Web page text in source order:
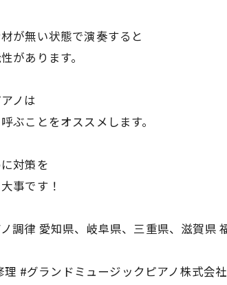
が無い状態で演奏すると
があります。
ノは
ぶことをオススメします。
対策を
事です！
調律 愛知県、岐阜県、三重県、滋賀
理 #グランドミュージックピアノ株式会